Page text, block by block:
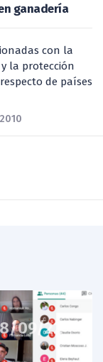
ganadería
con la
la protección
de países
09/22